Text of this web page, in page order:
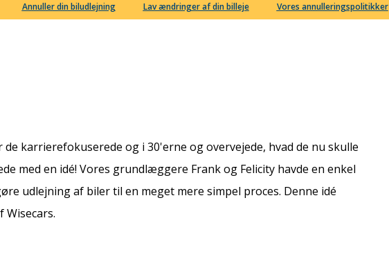
Annuller din biludlejning Lav ændringer af din billeje Vores annulleringspolitikker
de karrierefokuserede og i 30'erne og overvejede, hvad de nu skulle
med en idé! Vores grundlæggere Frank og Felicity havde en enkel
udlejning af biler til en meget mere simpel proces. Denne idé